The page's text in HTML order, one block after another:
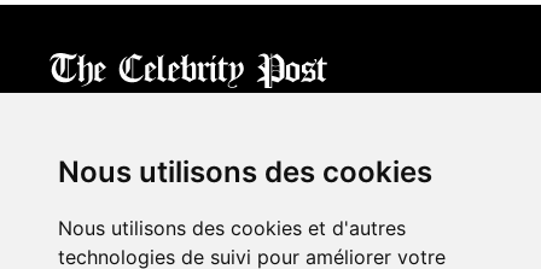
Nous utilisons des cookies
Nous utilisons des cookies et d'autres
technologies de suivi pour améliorer votre
Terms of Use| Privacy|Cookies Policy (Mes préférences)
À propos